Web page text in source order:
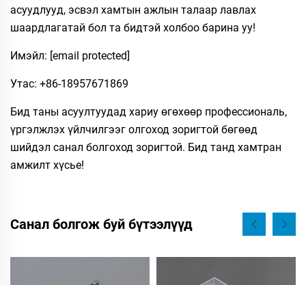
асуудлууд, эсвэл хамтын ажлын талаар лавлах
шаардлагатай бол та бидтэй холбоо барина уу!
Имэйл: [email protected]
Утас: +86-18957671869
Бид таны асуултуудад хариу өгөхөөр профессиональ,
үргэлжлэх үйлчилгээг олгоход зоригтой бөгөөд
шийдэл санал болгоход зоригтой. Бид танд хамтран
амжилт хүсье!
Санал болгож буй бүтээлүүд